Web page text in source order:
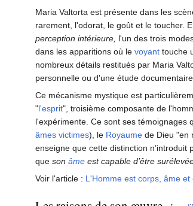
Maria Valtorta est présente dans les
rarement, l'odorat, le goût et le toucher.
perception intérieure, l'un des trois
dans les apparitions où le voyant touche
nombreux détails restitués par Maria
personnelle ou d'une étude documentaire.
Ce mécanisme mystique est
"l'esprit", troisième composante de
l'expérimente. Ce sont ses témoignages
âmes victimes), le Royaume de Dieu "en
enseigne que cette distinction n’introduit
que son âme est capable d’être
Voir l'article : L'Homme est corps, âme et